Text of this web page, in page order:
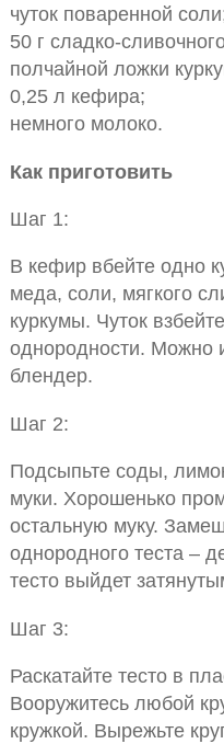
чуток поваренной
50 г сладко-
полчайной ложки
0,25 л кефира;
немного молоко.
Как приготовить
Шаг 1:
В кефир вбейте одно
меда, соли, мягкого
куркумы. Чуток
однородности. Можно
блендер.
Шаг 2:
Подсыпьте соды,
муки. Хорошенько
остальную муку.
однородного теста –
тесто выйдет
Шаг 3:
Раскатайте тесто в
Вооружитесь любой
кружкой. Вырежьте